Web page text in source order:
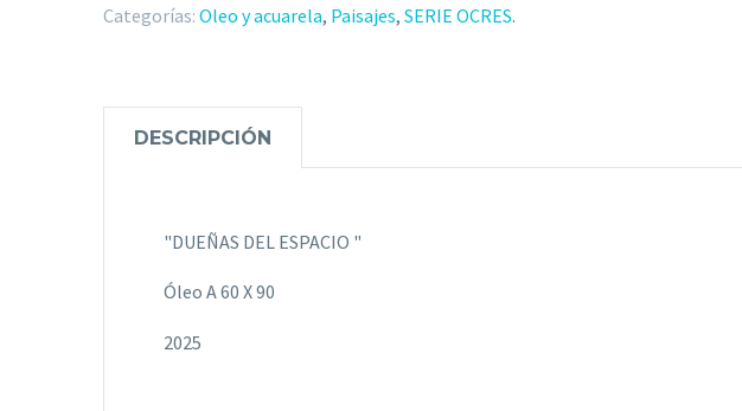
Categorías: Oleo y acuarela, Paisajes, SERIE OCRES.
DESCRIPCIÓN
"DUEÑAS DEL ESPACIO "
Óleo A 60 X 90
2025